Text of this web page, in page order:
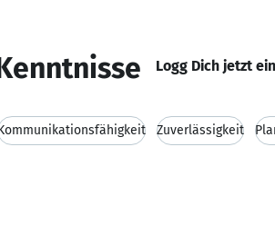
Logg Dich jetzt
Zuverlässigkeit